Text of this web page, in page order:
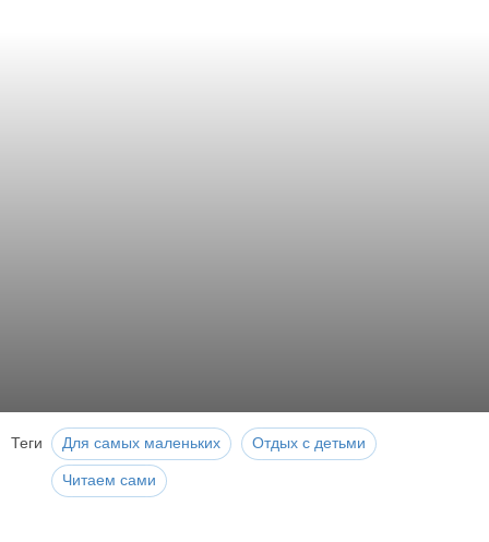
Теги Для самых маленьких Отдых с детьми
Читаем сами